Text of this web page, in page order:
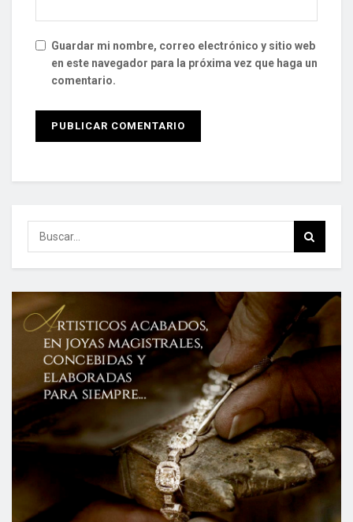
Guardar mi nombre, correo electrónico y sitio web
en este navegador para la próxima vez que haga un
comentario.